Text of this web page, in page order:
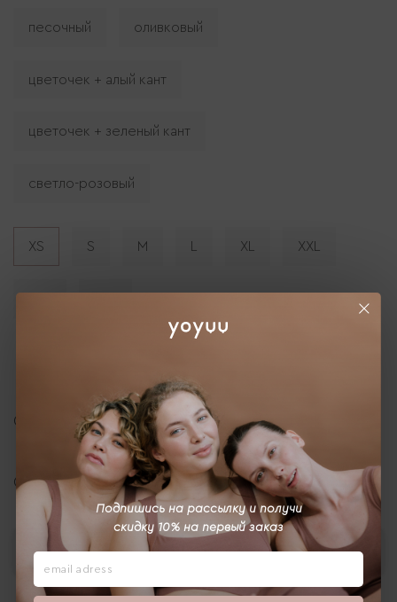
Подпишись на рассылку и получи
скидку 10% на первый заказ
песочный оливковый
цветочек + алый кант
цветочек + зеленый кант
светло-розовый
XS S M L XL XXL
Описание
Отзывы
Выбрать